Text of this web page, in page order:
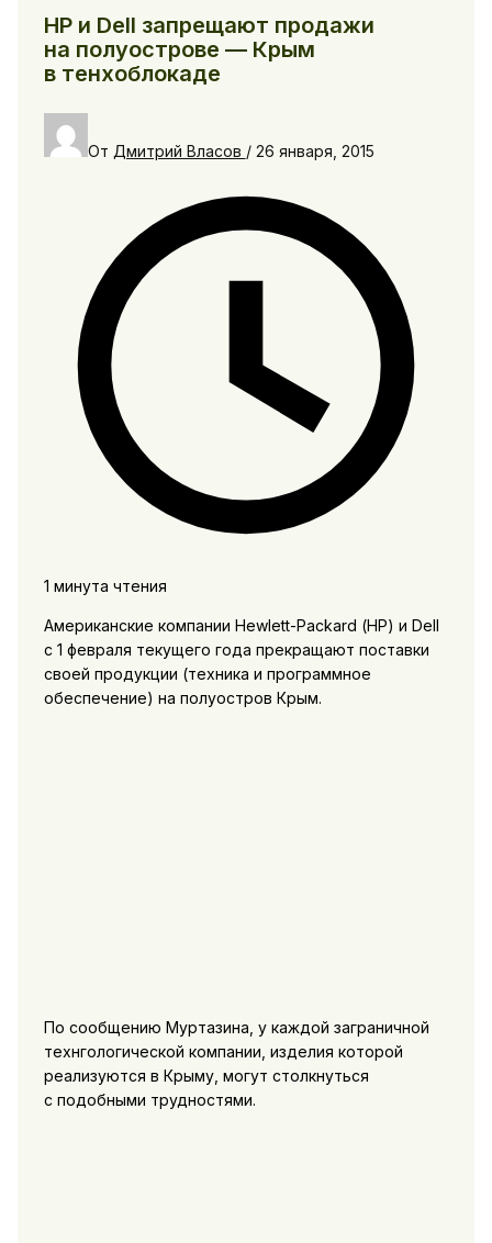
HP и Dell запрещают продажи
на полуострове — Крым
в тенхоблокаде
От Дмитрий Власов / 26 января, 2015
1 минута чтения
Американские компании Hewlett-Packard (НР) и Dell
с 1 февраля текущего года прекращают поставки
своей продукции (техника и программное
обеспечение) на полуостров Крым.
По сообщению Муртазина, у каждой заграничной
технгологической компании, изделия которой
реализуются в Крыму, могут столкнуться
с подобными трудностями.